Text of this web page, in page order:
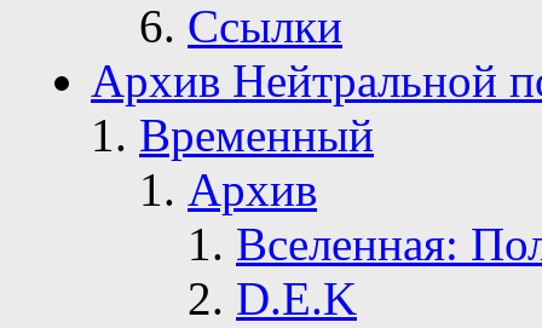
Ссылки
Архив Нейтральной
Временный
Архив
Вселенная:
D.E.K